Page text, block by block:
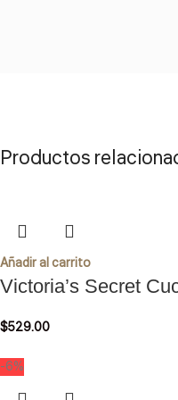
Productos
Añadir al carrito
Victoria’s Secret
$529.00
-6%